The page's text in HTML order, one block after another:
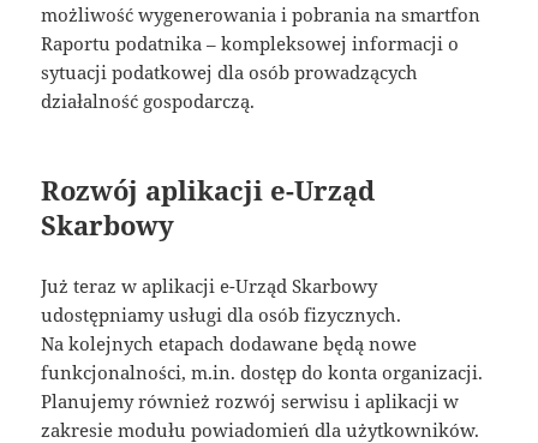
możliwość wygenerowania i pobrania na smartfon
Raportu podatnika – kompleksowej informacji o
sytuacji podatkowej dla osób prowadzących
działalność gospodarczą.
Rozwój aplikacji e-Urząd
Skarbowy
Już teraz w aplikacji e-Urząd Skarbowy
udostępniamy usługi dla osób fizycznych.
Na kolejnych etapach dodawane będą nowe
funkcjonalności, m.in. dostęp do konta organizacji.
Planujemy również rozwój serwisu i aplikacji w
zakresie modułu powiadomień dla użytkowników.